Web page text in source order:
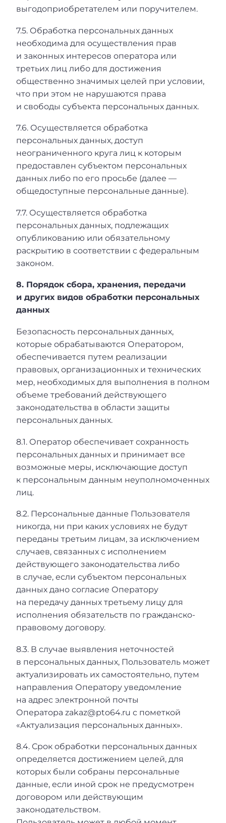
выгодоприобретателем или поручителем.
7.5. Обработка персональных данных
необходима для осуществления прав
и законных интересов оператора или
третьих лиц либо для достижения
общественно значимых целей при условии,
что при этом не нарушаются права
и свободы субъекта персональных данных.
7.6. Осуществляется обработка
персональных данных, доступ
неограниченного круга лиц к которым
предоставлен субъектом персональных
данных либо по его просьбе (далее —
общедоступные персональные данные).
7.7. Осуществляется обработка
персональных данных, подлежащих
опубликованию или обязательному
раскрытию в соответствии с федеральным
законом.
8. Порядок сбора, хранения, передачи
и других видов обработки персональных
данных
Безопасность персональных данных,
которые обрабатываются Оператором,
обеспечивается путем реализации
правовых, организационных и технических
мер, необходимых для выполнения в полном
объеме требований действующего
законодательства в области защиты
персональных данных.
8.1. Оператор обеспечивает сохранность
персональных данных и принимает все
возможные меры, исключающие доступ
к персональным данным неуполномоченных
лиц.
8.2. Персональные данные Пользователя
никогда, ни при каких условиях не будут
переданы третьим лицам, за исключением
случаев, связанных с исполнением
действующего законодательства либо
в случае, если субъектом персональных
данных дано согласие Оператору
на передачу данных третьему лицу для
исполнения обязательств по гражданско-
правовому договору.
8.3. В случае выявления неточностей
в персональных данных, Пользователь может
актуализировать их самостоятельно, путем
направления Оператору уведомление
на адрес электронной почты
Оператора zakaz@pto64.ru с пометкой
«Актуализация персональных данных».
8.4. Срок обработки персональных данных
определяется достижением целей, для
которых были собраны персональные
данные, если иной срок не предусмотрен
договором или действующим
законодательством.